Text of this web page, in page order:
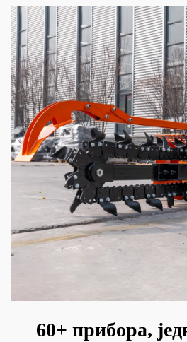
60+ прибора,